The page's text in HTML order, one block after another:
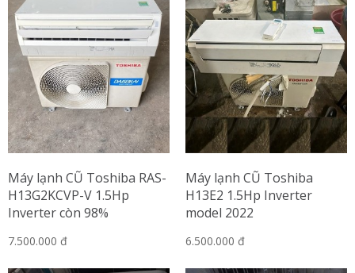
Máy lạnh CŨ Toshiba RAS-
H13G2KCVP-V 1.5Hp
Inverter còn 98%
7.500.000 đ
Máy lạnh CŨ Toshiba
H13E2 1.5Hp Inverter
model 2022
6.500.000 đ